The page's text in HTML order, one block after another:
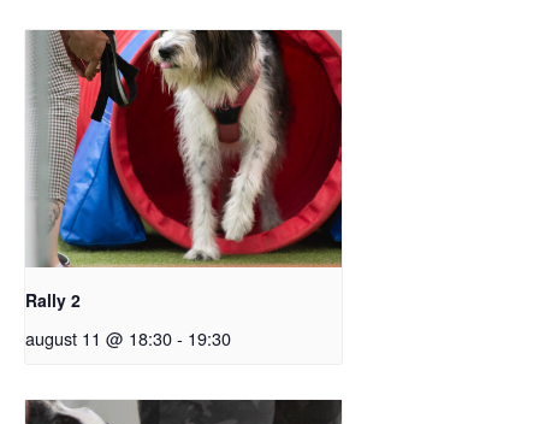
Rally 2
august 11 @ 18:30- 19:30